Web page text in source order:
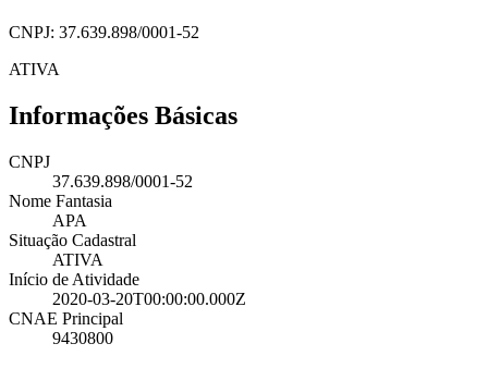
CNPJ: 37.639.898/0001-52
ATIVA
Informações Básicas
CNPJ
37.639.898/0001-52
Nome Fantasia
APA
Situação Cadastral
ATIVA
Início de Atividade
2020-03-20T00:00:00.000Z
CNAE Principal
9430800